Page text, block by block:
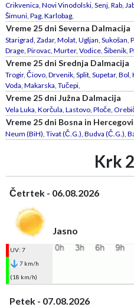
Crikvenica, Novi Vinodolski, Senj, Rab,
Šimuni, Pag, Karlobag,
Vreme 25 dni Severna Dalmacija
Starigrad, Zadar, Molat, Ugljan, Sukošan,
Drage, Pirovac, Murter, Vodice, Šibenik,
Vreme 25 dni Srednja Dalmacija
Trogir, Čiovo, Drvenik, Split, Supetar, Bol,
Voda, Makarska, Tučepi,
Vreme 25 dni Južna Dalmacija
Vela Luka, Korčula, Lastovo, Ploče,
Vreme 25 dni Bosna in
Neum (BiH), Tivat (Č.G.), Budva (Č.G.),
Krk
Četrtek - 06.08.2026
Jasno
UV: 7
7 km/h
(18 km/h)
Petek - 07.08.2026